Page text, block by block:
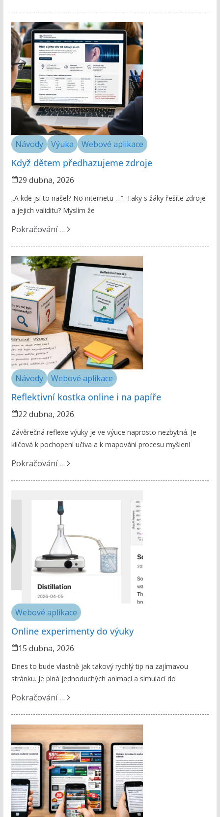
Návody Výuka Webové aplikace
Když dětem předhazujeme zdroje
29 dubna, 2026
„A kde jsi to našel? No internetu …“. Taky s žáky řešíte zdroje
a jejich validitu? Myslím že
Pokračování …
Návody Webové aplikace
Reflektivní kostka online i na papíře
22 dubna, 2026
Závěrečná reflexe výuky je ve výuce naprosto nezbytná. Je
klíčová k pochopení učiva a k mapování procesu myšlení
Pokračování …
Webové aplikace
Online experimenty do výuky
15 dubna, 2026
Dnes to bude vlastně jak takový rychlý tip na zajímavou
stránku. Je plná jednoduchých animací a simulací do
Pokračování …